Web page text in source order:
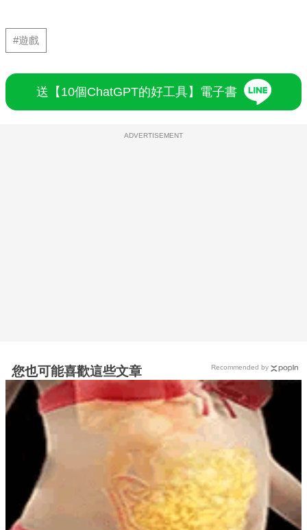
#遊戲
送【10個ChatGPT的好工具】電子書
ADVERTISEMENT
您也可能喜歡這些文章 Recommended by